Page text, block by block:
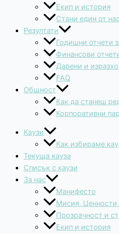
Екип и история
Стани един от нас
Резултати
Годишни отчети
Финансови
Дарени и
FAQ
Общност
Как да станеш
Корпоративни
Каузи
Как избираме
Текуща кауза
Списък с каузи
За нас
Манифесто
Мисия,
Прозрачност и
Екип и история